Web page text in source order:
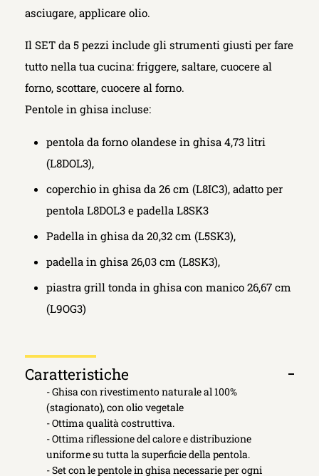
asciugare, applicare olio.
Il SET da 5 pezzi include gli strumenti giusti per fare
tutto nella tua cucina: friggere, saltare, cuocere al
forno, scottare, cuocere al forno.
Pentole in ghisa incluse:
pentola da forno olandese in ghisa 4,73 litri
(L8DOL3),
coperchio in ghisa da 26 cm (L8IC3), adatto per
pentola L8DOL3 e padella L8SK3
Padella in ghisa da 20,32 cm (L5SK3),
padella in ghisa 26,03 cm (L8SK3),
piastra grill tonda in ghisa con manico 26,67 cm
(L9OG3)
Caratteristiche
Apri
- Ghisa con rivestimento naturale al 100%
(stagionato), con olio vegetale
- Ottima qualità costruttiva.
- Ottima riflessione del calore e distribuzione
uniforme su tutta la superficie della pentola.
- Set con le pentole in ghisa necessarie per ogni